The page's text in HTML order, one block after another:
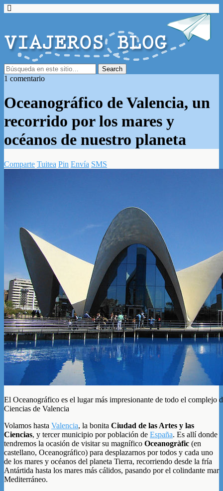
1 comentario
Oceanográfico de Valencia, un
recorrido por los mares y
océanos de nuestro planeta
Comparte Tuitea Pin Envía SMS
El Oceanográfico es el lugar más impresionante de todo el complejo
Ciencias de Valencia
Volamos hasta Valencia, la bonita Ciudad de las Artes y las
Ciencias, y tercer municipio por población de España. Es allí donde
tendremos la ocasión de visitar su magnífico Oceanogràfic (en
castellano, Oceanográfico) para desplazarnos por todos y cada uno
de los mares y océanos del planeta Tierra, recorriendo desde la fría
Antártida hasta los mares más cálidos, pasando por el colindante mar
Mediterráneo.